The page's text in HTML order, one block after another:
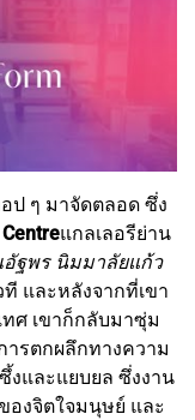
ป ๆ มาจัดตลอด ซึ่ง
แกลเลอรีย่าน
ฐพร นิมมาลัยแก้ว
และหลังจากที่เขา
ศ เขาก็กลับมาซุ่ม
ารตกผลึกทางความ
งและแยบยล ซึ่งงาน
องจิตใจมนุษย์ และ